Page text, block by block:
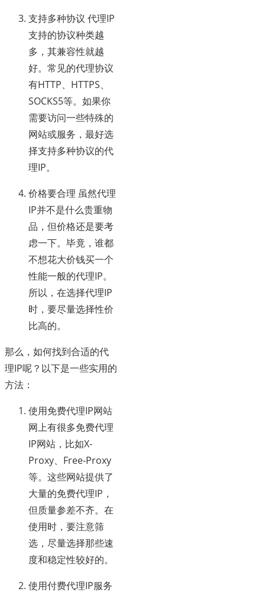
支持多种协议 代理IP
支持的协议种类越
多，其兼容性就越
好。常见的代理协议
有HTTP、HTTPS、
SOCKS5等。如果你
需要访问一些特殊的
网站或服务，最好选
择支持多种协议的代
理IP。
价格要合理 虽然代理
IP并不是什么贵重物
品，但价格还是要考
虑一下。毕竟，谁都
不想花大价钱买一个
性能一般的代理IP。
所以，在选择代理IP
时，要尽量选择性价
比高的。
那么，如何找到合适的代
理IP呢？以下是一些实用的
方法：
使用免费代理IP网站
网上有很多免费代理
IP网站，比如X-
Proxy、Free-Proxy
等。这些网站提供了
大量的免费代理IP，
但质量参差不齐。在
使用时，要注意筛
选，尽量选择那些速
度和稳定性较好的。
使用付费代理IP服务